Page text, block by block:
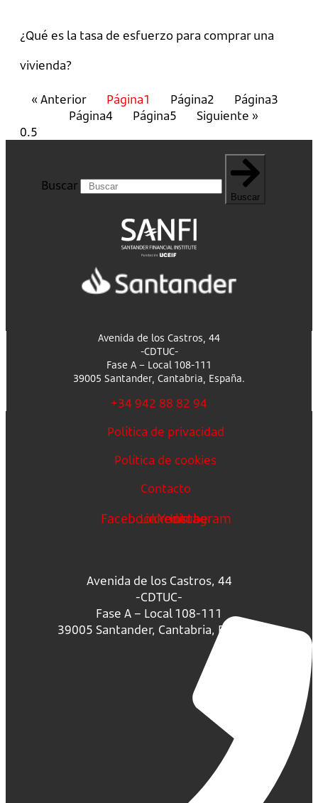
¿Qué es la tasa de esfuerzo para comprar una
vivienda?
« Anterior Página1 Página2 Página3
Página4 Página5 Siguiente »
Buscar
Buscar
Avenida de los Castros, 44
-CDTUC-
Fase A – Local 108-111
39005 Santander, Cantabria, España.
+34 942 88 82 94
Política de privacidad
Política de cookies
Contacto
FacebookLinkedin
Youtube
Instagram
Avenida de los Castros, 44
-CDTUC-
Fase A – Local 108-111
39005 Santander, Cantabria, España.